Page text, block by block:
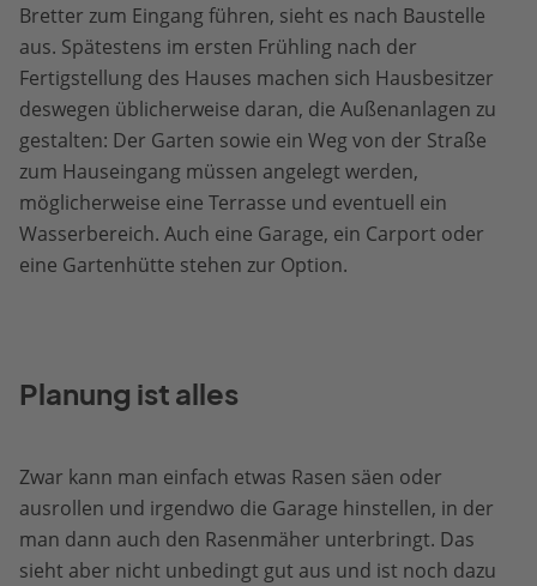
Bretter zum Eingang führen, sieht es nach Baustelle
aus. Spätestens im ersten Frühling nach der
Fertigstellung des Hauses machen sich Hausbesitzer
deswegen üblicherweise daran, die Außenanlagen zu
gestalten: Der Garten sowie ein Weg von der Straße
zum Hauseingang müssen angelegt werden,
möglicherweise eine Terrasse und eventuell ein
Wasserbereich. Auch eine Garage, ein Carport oder
eine Gartenhütte stehen zur Option.
Planung ist alles
Zwar kann man einfach etwas Rasen säen oder
ausrollen und irgendwo die Garage hinstellen, in der
man dann auch den Rasenmäher unterbringt. Das
sieht aber nicht unbedingt gut aus und ist noch dazu